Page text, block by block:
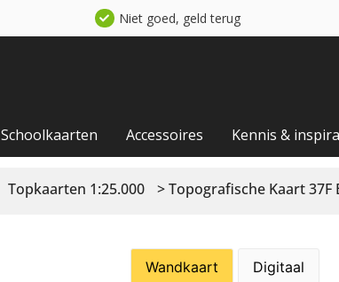
Niet goed, geld terug
Schoolkaarten Accessoires Kennis &
Topkaarten 1:25.000 > Topografische Kaart 37F
Wandkaart Digitaal